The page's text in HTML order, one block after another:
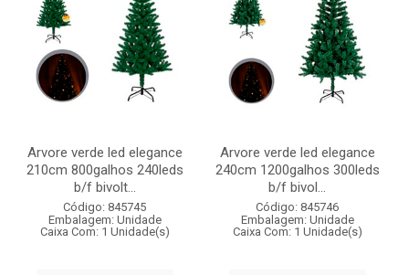
Arvore verde led elegance
210cm 800galhos 240leds
b/f bivolt...
Código: 845745
Embalagem: Unidade
Caixa Com: 1 Unidade(s)
Arvore verde led elegance
240cm 1200galhos 300leds
b/f bivol...
Código: 845746
Embalagem: Unidade
Caixa Com: 1 Unidade(s)